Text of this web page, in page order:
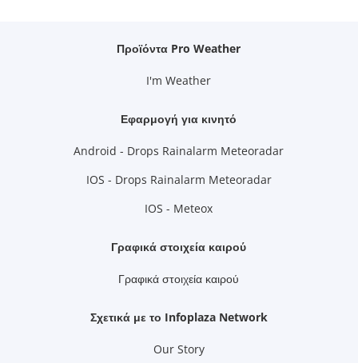
Προϊόντα Pro Weather
I'm Weather
Εφαρμογή για κινητό
Android - Drops Rainalarm Meteoradar
IOS - Drops Rainalarm Meteoradar
IOS - Meteox
Γραφικά στοιχεία καιρού
Γραφικά στοιχεία καιρού
Σχετικά με το Infoplaza Network
Our Story